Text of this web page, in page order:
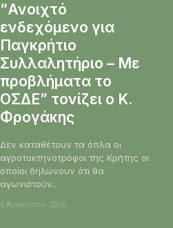
“Ανοιχτό
ενδεχόμενο για
Παγκρήτιο
Συλλαλητήριο – Με
προβλήματα το
ΟΣΔΕ” τονίζει ο Κ.
Φρογάκης
Δεν καταθέτουν τα όπλα οι
αγροτοκτηνοτρόφοι της Κρήτης οι
οποίοι δηλώνουν ότι θα
αγωνιστούν...
6 Αυγούστου 2026